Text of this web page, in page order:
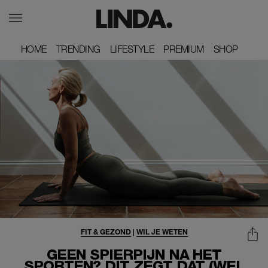
HOME
HOME TRENDING
TRENDING LIFESTYLE
LIFESTYLE PREMIUM
PREMIUM SHOP
SHOP
GEEN SPIERPIJN NA HET
FIT & GEZOND| WIL JE WETEN